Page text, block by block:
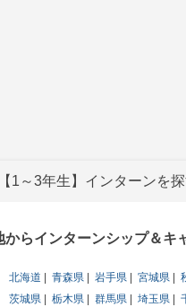
【1～3年生】インターンを
からインターンシップ＆キ
北海道 青森県 岩手県 宮城県
茨城県 栃木県 群馬県 埼玉県